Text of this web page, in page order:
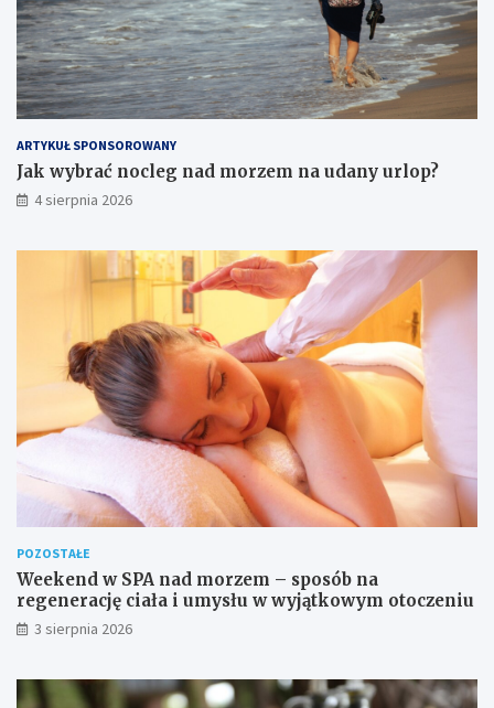
ARTYKUŁ SPONSOROWANY
Jak wybrać nocleg nad morzem na udany urlop?
4 sierpnia 2026
POZOSTAŁE
Weekend w SPA nad morzem – sposób na
regenerację ciała i umysłu w wyjątkowym otoczeniu
3 sierpnia 2026